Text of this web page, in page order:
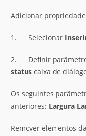
Adicionar propriedade
1. Selecionar
2. Definir
status caixa de
Os seguintes
anteriores: Largura
Remover elementos